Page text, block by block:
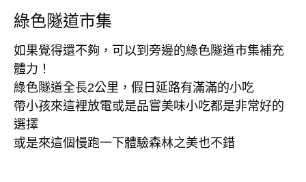
綠色隧道市集
如果覺得還不夠，可以到旁邊的綠色隧道市集補充
體力！
綠色隧道全長2公里，假日延路有滿滿的小吃
帶小孩來這裡放電或是品嘗美味小吃都是非常好的
選擇
或是來這個慢跑一下體驗森林之美也不錯